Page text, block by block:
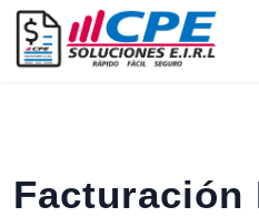
Facturación